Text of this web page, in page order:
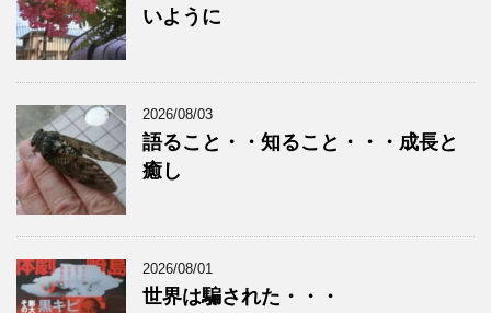
いように
2026/08/03
語ること・・知ること・・・成長と
癒し
2026/08/01
世界は騙された・・・